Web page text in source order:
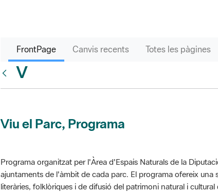
FrontPage Canvis recents Totes les pàgines
V
Viu el Parc, Programa
Programa organitzat per l'Àrea d'Espais Naturals de la
ajuntaments de l'àmbit de cada parc. El programa ofereix una
literàries, folklòriques i de difusió del patrimoni natural i